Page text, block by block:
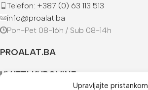
Upravljajte pristankom
Telefon: +387 (0) 63 113 513
info@proalat.ba
Pon-Pet 08-16h / Sub 08-14h
PROALAT.BA
UVJETI KUPOVINE